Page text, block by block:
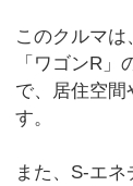
このクルマ
「ワゴンR
で、居住空
す。
また、S-エ